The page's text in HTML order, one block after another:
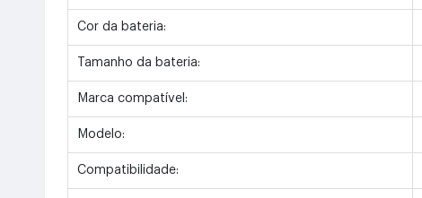
Cor da bateria:
Tamanho da bateria:
Marca compatível:
Modelo:
Compatibilidade: